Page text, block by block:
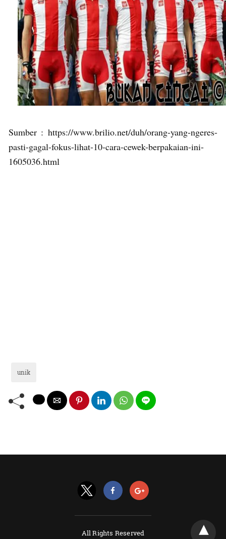
Sumber : https://www.brilio.net/duh/orang-yang-ngeres-
pasti-gagal-fokus-lihat-10-cara-cewek-berpakaian-ini-
1605036.html
unik
All Rights Reserved